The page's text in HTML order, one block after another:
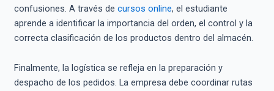
confusiones. A través de cursos online, el estudiante
aprende a identificar la importancia del orden, el control y la
correcta clasificación de los productos dentro del almacén.
Finalmente, la logística se refleja en la preparación y
despacho de los pedidos. La empresa debe coordinar rutas